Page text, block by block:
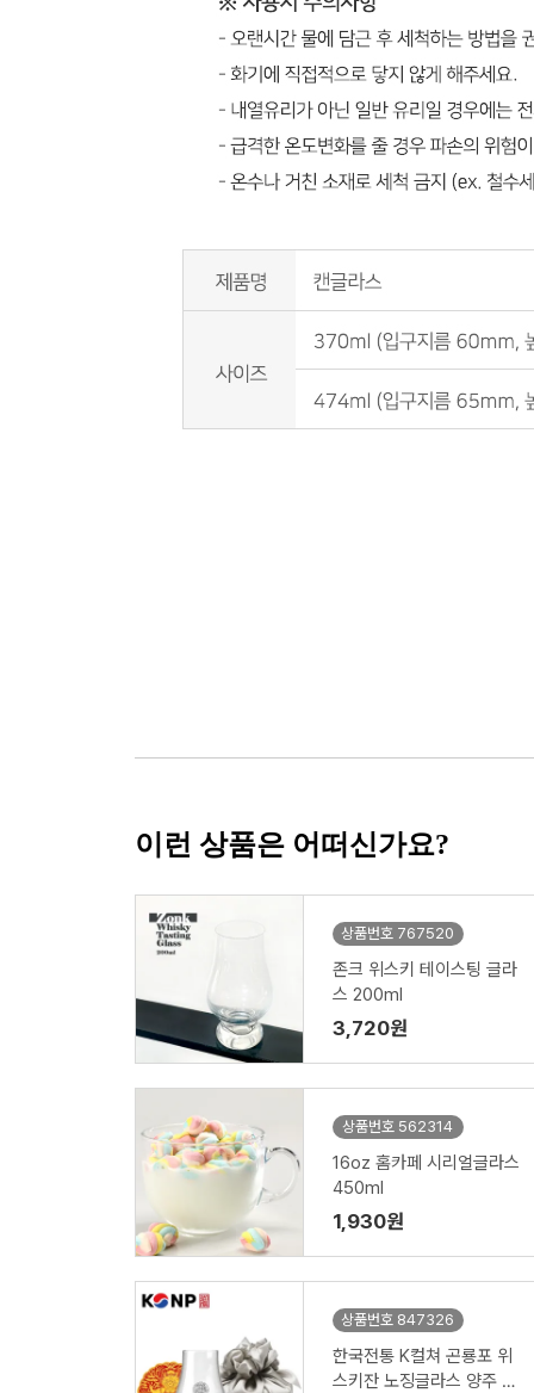
이런 상품은 어떠신가요?
상품번호 767520
존크 위스키 테이스팅 글라
스 200ml
3,720원
상품번호 562314
16oz 홈카페 시리얼글라스
450ml
1,930원
상품번호 847326
한국전통 K컬쳐 곤룡포 위
스키잔 노징글라스 양주 니